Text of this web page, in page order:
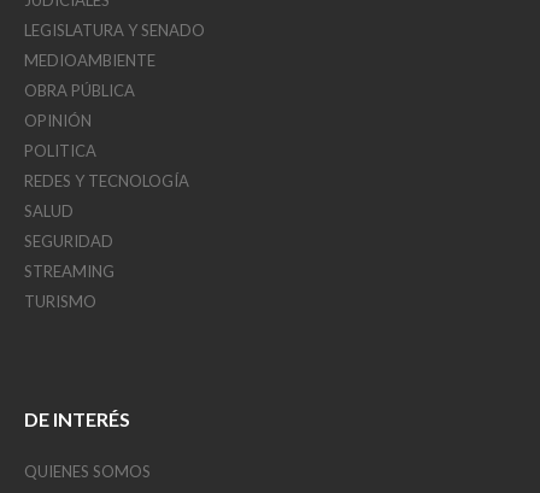
LEGISLATURA Y SENADO
MEDIOAMBIENTE
OBRA PÚBLICA
OPINIÓN
POLITICA
REDES Y TECNOLOGÍA
SALUD
SEGURIDAD
STREAMING
TURISMO
DE INTERÉS
QUIENES SOMOS